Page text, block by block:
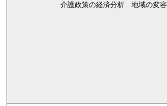
介護政策の経済分析 地域の変